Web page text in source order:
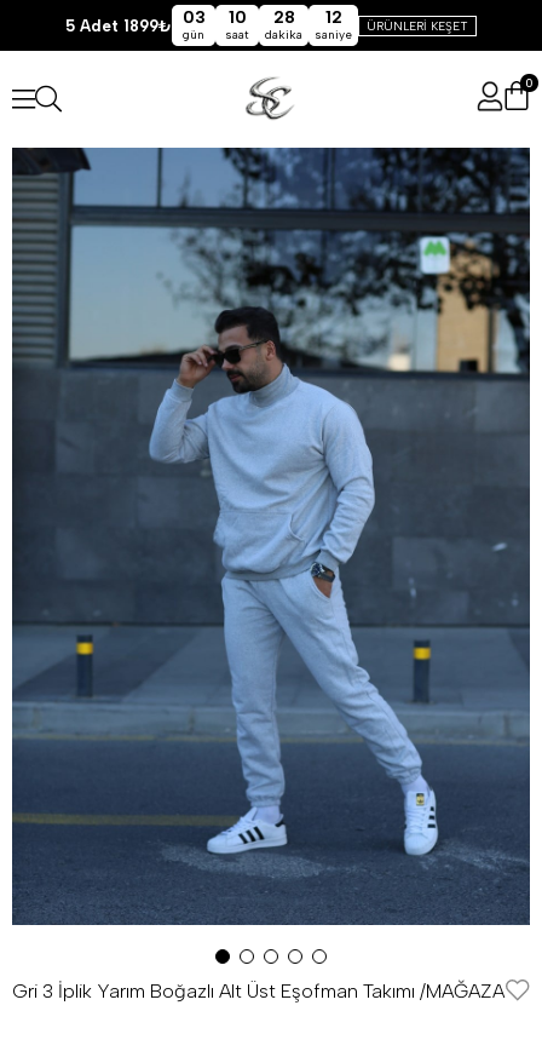
5 Adet 1899₺ 03
gün
10
saat
28
dakika
11
saniye
ÜRÜNLERİ KEŞET
0
Gri 3 İplik Yarım Boğazlı Alt Üst Eşofman Takımı /MAĞAZA